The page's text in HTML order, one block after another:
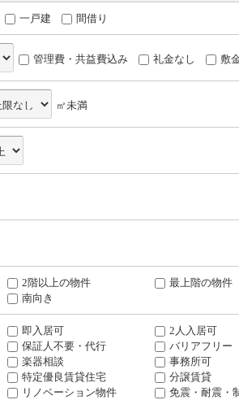
一戸建 間借り
管理費・共益費込み 礼金なし 敷
㎡未満
2階以上の物件
最上階の物件
南向き
即入居可
2人入居可
保証人不要・代行
バリアフリー
楽器相談
事務所可
特定優良賃貸住宅
分譲賃貸
リノベーション物件
免震・耐震・